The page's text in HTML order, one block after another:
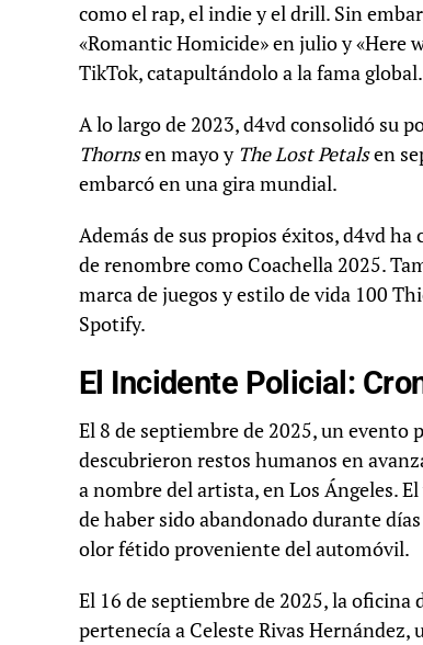
como el rap, el indie y el drill. Sin
«Romantic Homicide» en julio y «Here
TikTok, catapultándolo a la fama
A lo largo de 2023, d4vd consolidó su
Thornsen mayo y The Lost Petalsen
embarcó en una gira mundial.
Además de sus propios éxitos, d4vd
de renombre como Coachella 2025.
marca de juegos y estilo de vida 100
Spotify.
El Incidente Policial:
El 8 de septiembre de 2025, un evento
descubrieron restos humanos en
a nombre del artista, en Los Ángeles.
de haber sido abandonado durante
olor fétido proveniente del automóvil.
El 16 de septiembre de 2025, la oficina
pertenecía a Celeste Rivas Hernández,